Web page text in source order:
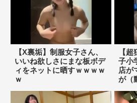
【X裏垢】制服女子さん、
いいね欲しさにまな板ボデ
ィをネットに晒すｗｗｗｗ
ｗ
【
子小
店が
が（